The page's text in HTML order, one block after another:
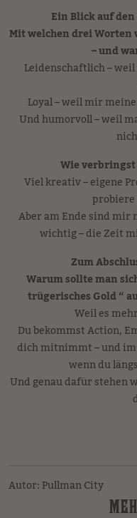
Ein Blick auf
Mit welchen drei Worten
– und
Leidenschaftlich –
Loyal – weil mir
Und humorvoll – weil
Wie
Viel kreativ – eigene
probiere
Aber am Ende sind mir
wichtig – die Zeit
Zum
Warum sollte man
trügerisches Gold “
Weil es
Du bekommst Action,
dich mitnimmt – und im
wenn du
Und genau dafür stehen
Autor: Pullman City